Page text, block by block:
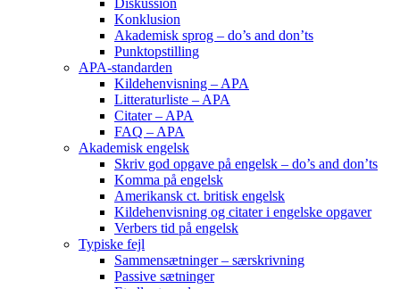
Diskussion
Konklusion
Akademisk sprog – do’s and don’ts
Punktopstilling
APA-standarden
Kildehenvisning – APA
Litteraturliste – APA
Citater – APA
FAQ – APA
Akademisk engelsk
Skriv god opgave på engelsk – do’s and don’ts
Komma på engelsk
Amerikansk ct. britisk engelsk
Kildehenvisning og citater i engelske opgaver
Verbers tid på engelsk
Typiske fejl
Sammensætninger – særskrivning
Passive sætninger